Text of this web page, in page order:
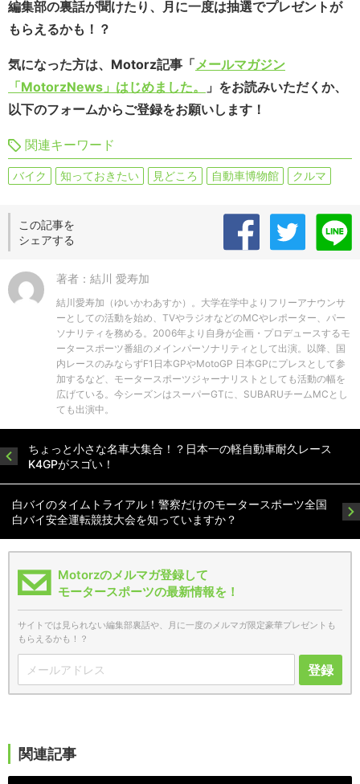
編集部の裏話が聞けたり、月に一度は抽選でプレゼントが
もらえるかも！？
気になった方は、Motorz記事「メールマガジン
「MotorzNews」はじめました。
」をお読みいただくか、
以下のフォームからご登録をお願いします！
関連キーワード
バイク 知っておきたい 見どころ 自動車博物館 クルマ
この記事を
シェアする
著者：結川 愛寿加
結川愛寿加（ゆいかわあすか）。大学在学中よりフリーアナウンサ
ーとしての活動を始め、TVやラジオなどのMCやレポーター、パー
ソナリティを務める。2006年より自身が企画・プロデュースするモ
ータースポーツ番組のメインパーソナリティとして出演。以降、国
内レースのみならずF1日本GPやMotoGP 日本GPにプレスとして参
加するなど、モータースポーツジャーナリストとしても活動の幅を
広げている。今シーズンはスーパーGTに、SUBARUチームMCとし
ても出演中。
ちょっと小さな名車大集合！？日本一の軽自動車耐久レース
K4GPがスゴい！
白バイのタイムトライアル！警察だけのモータースポーツ全国
白バイ安全運転競技大会を知っていますか？
Motorzのメルマガ登録して
モータースポーツの最新情報を！
サイトでは見られない編集部裏話や、月に一度のメルマガ限定豪華プレゼントも
もらえるかも！？
登録
関連記事